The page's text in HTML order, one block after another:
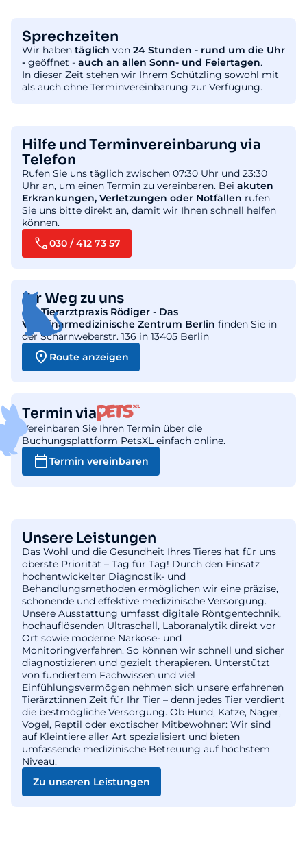
Sprechzeiten
Wir haben täglich von 24 Stunden - rund um die Uhr
- geöffnet - auch an allen Sonn- und Feiertagen.
In dieser Zeit stehen wir Ihrem Schützling sowohl mit
als auch ohne Terminvereinbarung zur Verfügung.
Hilfe und Terminvereinbarung via
Telefon
Rufen Sie uns täglich zwischen 07:30 Uhr und 23:30
Uhr an, um einen Termin zu vereinbaren. Bei akuten
Erkrankungen, Verletzungen oder Notfällen rufen
Sie uns bitte direkt an, damit wir Ihnen schnell helfen
können.
030 / 412 73 57
Ihr Weg zu uns
DieTierarztpraxis Rödiger - Das
Veterinärmedizinische Zentrum Berlin finden Sie in
der Scharnweberstr. 136 in 13405 Berlin
Route anzeigen
Termin via
Vereinbaren Sie Ihren Termin über die
Buchungsplattform PetsXL einfach online.
Termin vereinbaren
Unsere Leistungen
Das Wohl und die Gesundheit Ihres Tieres hat für uns
oberste Priorität – Tag für Tag! Durch den Einsatz
hochentwickelter Diagnostik- und
Behandlungsmethoden ermöglichen wir eine präzise,
schonende und effektive medizinische Versorgung.
Unsere Ausstattung umfasst digitale Röntgentechnik,
hochauflösenden Ultraschall, Laboranalytik direkt vor
Ort sowie moderne Narkose- und
Monitoringverfahren. So können wir schnell und sicher
diagnostizieren und gezielt therapieren. Unterstützt
von fundiertem Fachwissen und viel
Einfühlungsvermögen nehmen sich unsere erfahrenen
Tierärzt:innen Zeit für Ihr Tier – denn jedes Tier verdient
die bestmögliche Versorgung. Ob Hund, Katze, Nager,
Vogel, Reptil oder exotischer Mitbewohner: Wir sind
auf Kleintiere aller Art spezialisiert und bieten
umfassende medizinische Betreuung auf höchstem
Niveau.
Zu unseren Leistungen